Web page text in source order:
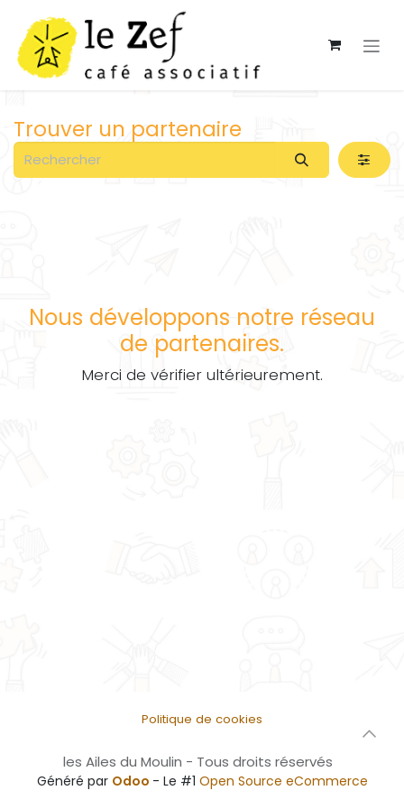
Trouver un partenaire
Nous développons notre réseau
de partenaires.
Merci de vérifier ultérieurement.
Politique de cookies
les Ailes du Moulin - Tous droits réservés
Généré par Odoo - Le #1 Open Source eCommerce